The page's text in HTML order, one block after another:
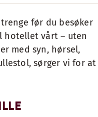
før du besøker
hotellet vårt – uten
med syn, hørsel,
sørger vi for at